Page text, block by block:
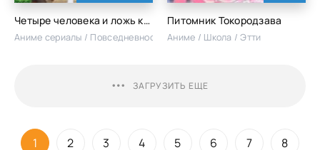
Четыре человека и ложь каждого
Аниме сериалы / Повседневность / Школа / Сёнэн
Питомник Токородзава
Аниме / Школа / Этти
ЗАГРУЗИТЬ ЕЩЕ
1 2 3 4 5 6 7 8